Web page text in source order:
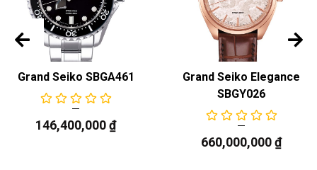
Grand Seiko SBGA461
146,400,000₫
Grand Seiko Elegance
SBGY026
660,000,000₫